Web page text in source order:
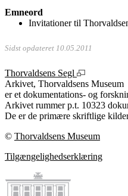
Emneord
Invitationer til
Sidst opdateret 10.05.2011
Thorvaldsens Segl
Arkivet, Thorvaldsens Museum
er et dokumentations- og
Arkivet rummer p.t. 10323
De er de primære skriftlige
© Thorvaldsens Museum
Tilgængelighedserklæring